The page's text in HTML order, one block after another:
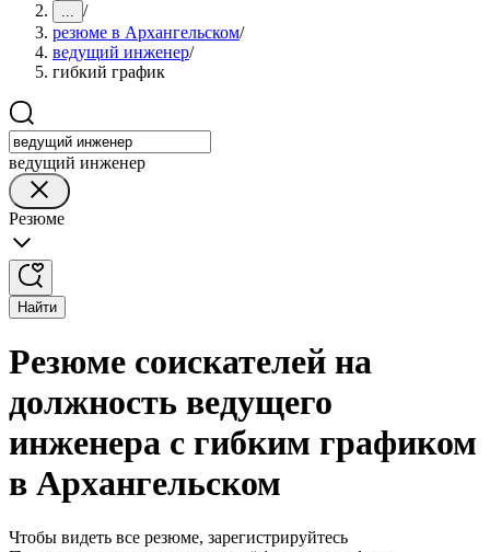
... /
резюме в Архангельском/
ведущий инженер/
гибкий график
ведущий инженер
Резюме
Найти
Резюме соискателей на
должность ведущего
инженера с гибким графиком
в Архангельском
Чтобы видеть все резюме, зарегистрируйтесь